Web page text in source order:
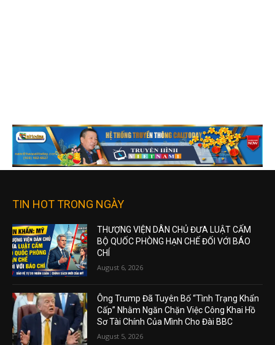
TIN HOT TRONG NGÀY
THƯỢNG VIỆN DÂN CHỦ ĐƯA LUẬT CẤM
BỘ QUỐC PHÒNG HẠN CHẾ ĐỐI VỚI BÁO
CHÍ
August 6, 2026
Ông Trump Đã Tuyên Bố “Tình Trạng Khẩn
Cấp” Nhằm Ngăn Chặn Việc Công Khai Hồ
Sơ Tài Chính Của Mình Cho Đài BBC
August 5, 2026